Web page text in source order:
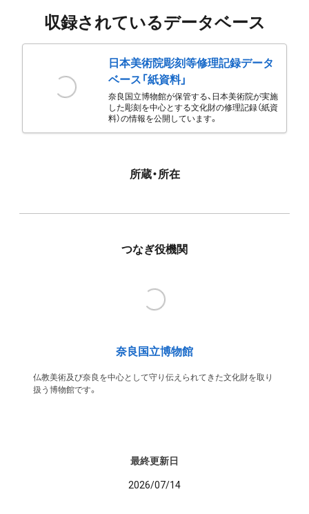
収録されているデータベース
日本美術院彫刻等修理記録データ
ベース「紙資料」
奈良国立博物館が保管する、日本美術院が実施
した彫刻を中心とする文化財の修理記録（紙資
料）の情報を公開しています。
所蔵・所在
つなぎ役機関
奈良国立博物館
仏教美術及び奈良を中心として守り伝えられてきた文化財を取り
扱う博物館です。
最終更新日
2026/07/14